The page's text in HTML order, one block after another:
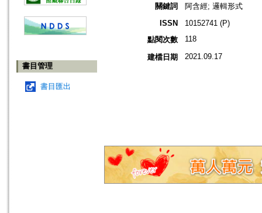
書目管理
書目匯出
關鍵詞
阿含經; 邏輯形式
ISSN
10152741 (P)
點閱次數
118
建檔日期 2021.09.17